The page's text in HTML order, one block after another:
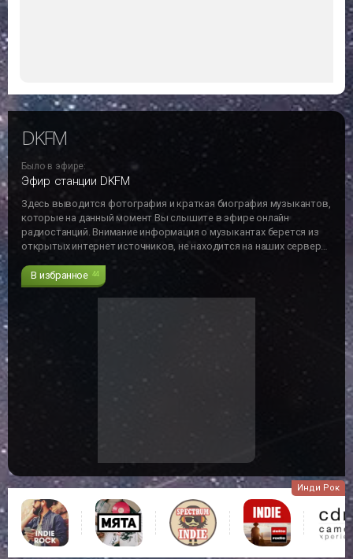
DKFM
Было в эфире:
Эфир станции DKFM
Здесь выводится фотография и краткая биография музыкантов,
которые на данный момент Вы слышите в эфире онлайн
радиостанций. Внимание информация о музыкантах берется из
открытых интернет источников, не находится на наших серверах
В избранное 44
Инди Рок